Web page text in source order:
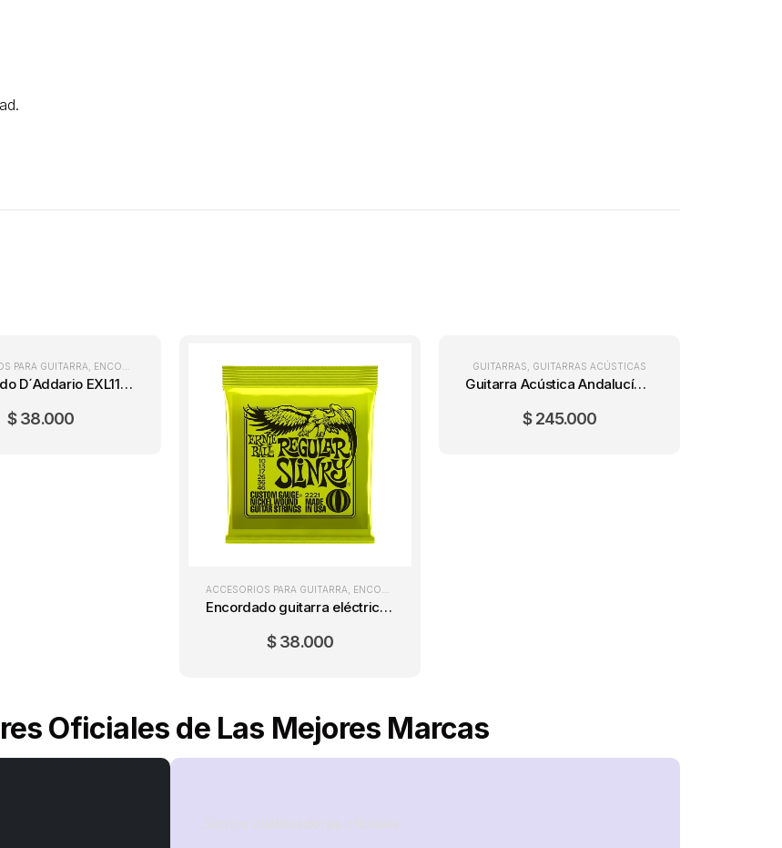
PARA GUITARRA, ENCORDADOS GUITARRA ELÉCTRICA ,ENCORDADOS PARA GUITARRA GUITARRAS
Encordado D´Addario EXL110 Regular Light (10-46)
$38.000
ACCESORIOS PARA GUITARRA, ENCORDADOS GUITARRA ELÉCTRICA
Encordado guitarra eléctrica Ernie Ball Regular Slinky (10-46)
$38.000
GUITARRAS, GUITARRAS ACÚSTICAS
Guitarra Acústica Andalucía Cedro + Forro
$245.000
Oficiales de Las Mejores Marcas
Somos distribuidores oficiales